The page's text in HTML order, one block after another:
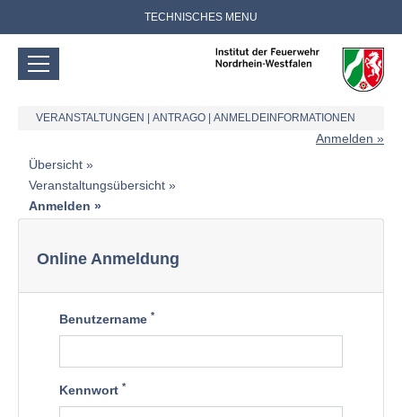
TECHNISCHES MENU
VERANSTALTUNGEN ANTRAGO ANMELDEINFORMATIONEN
Anmelden
Übersicht
Veranstaltungsübersicht
Anmelden
Online Anmeldung
Benutzername *
Kennwort *